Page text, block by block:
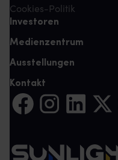
Cookies-Politik
Investoren
Medienzentrum
Ausstellungen
Kontakt
Auf Facebook teilen (Es
Auf Instagram
Auf Auf